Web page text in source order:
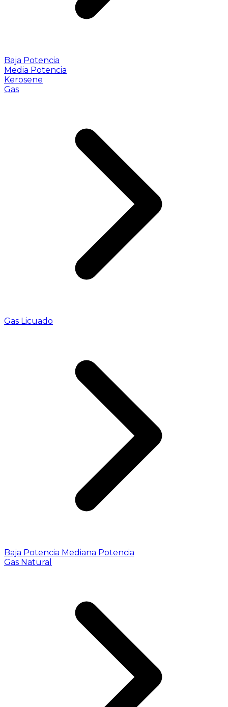
Baja Potencia
Media Potencia
Kerosene
Gas
Gas Licuado
Baja Potencia Mediana Potencia
Gas Natural